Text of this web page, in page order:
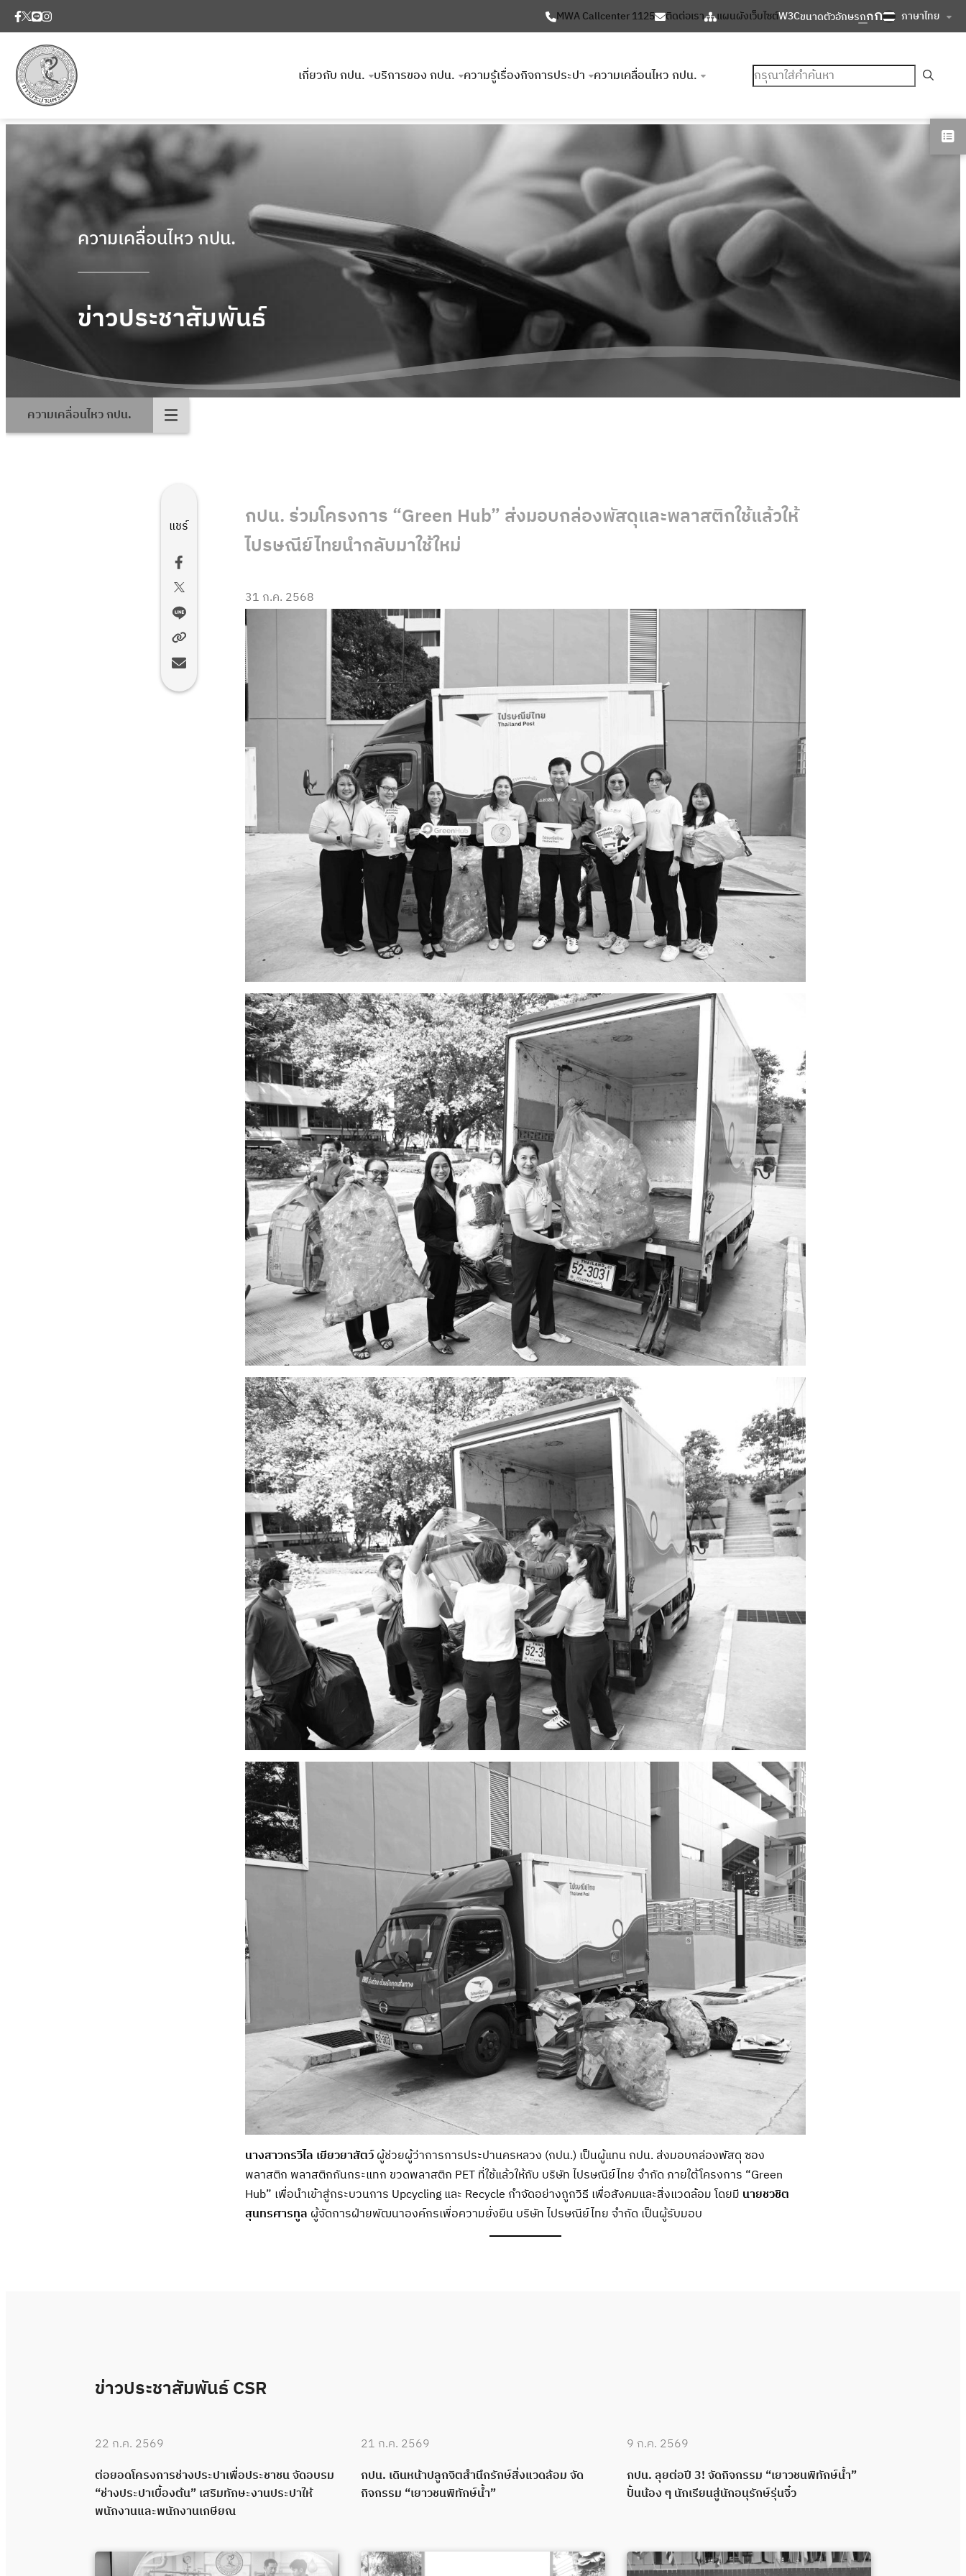
MWA Callcenter 1125 ติดต่อเรา แผนผังเว็บไซต์W3Cขนาดตัวอักษรกกก ภาษาไทย
เกี่ยวกับ กปน. บริการของ กปน. ความรู้เรื่องกิจการประปา ความเคลื่อนไหว กปน. ค้นหา
ความเคลื่อนไหว กปน.
ข่าวประชาสัมพันธ์
ความเคลื่อนไหว กปน.
แชร์
กปน. ร่วมโครงการ “Green Hub” ส่งมอบกล่องพัสดุและพลาสติกใช้แล้วให้
ไปรษณีย์ไทยนำกลับมาใช้ใหม่
31 ก.ค. 2568
นางสาวกรวิไล เยียวยาสัตว์ผู้ช่วยผู้ว่าการการประปานครหลวง (กปน.) เป็นผู้แทน กปน. ส่งมอบกล่องพัสดุ ซอง
พลาสติก พลาสติกกันกระแทก ขวดพลาสติก PET ที่ใช้แล้วให้กับ บริษัท ไปรษณีย์ไทย จำกัด ภายใต้โครงการ “Green
Hub” เพื่อนำเข้าสู่กระบวนการ Upcycling และ Recycle กำจัดอย่างถูกวิธี เพื่อสังคมและสิ่งแวดล้อม โดยมี นายชวชิต
สุนทรศารทูล ผู้จัดการฝ่ายพัฒนาองค์กรเพื่อความยั่งยืน บริษัท ไปรษณีย์ไทย จำกัด เป็นผู้รับมอบ
ข่าวประชาสัมพันธ์ CSR
22 ก.ค. 2569
ต่อยอดโครงการช่างประปาเพื่อประชาชน จัดอบรม
“ช่างประปาเบื้องต้น” เสริมทักษะงานประปาให้
พนักงานและพนักงานเกษียณ
21 ก.ค. 2569
กปน. เดินหน้าปลูกจิตสำนึกรักษ์สิ่งแวดล้อม จัด
กิจกรรม “เยาวชนพิทักษ์น้ำ”
9 ก.ค. 2569
กปน. ลุยต่อปี 3! จัดกิจกรรม “เยาวชนพิทักษ์น้ำ”
ปั้นน้อง ๆ นักเรียนสู่นักอนุรักษ์รุ่นจิ๋ว